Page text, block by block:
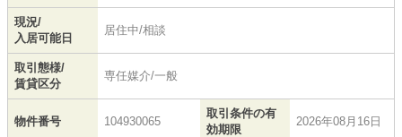
現況/
入居可能日
居住中/相談
取引態様/
賃貸区分
専任媒介/一般
物件番号 104930065
取引条件の有
効期限
2026年08月16日